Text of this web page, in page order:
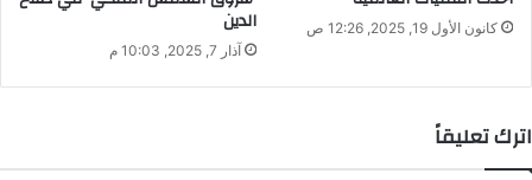
كانون الأول 19, 2025, 12:26 ص الدين
آذار 7, 2025, 10:03 م
اترك تعليقاً